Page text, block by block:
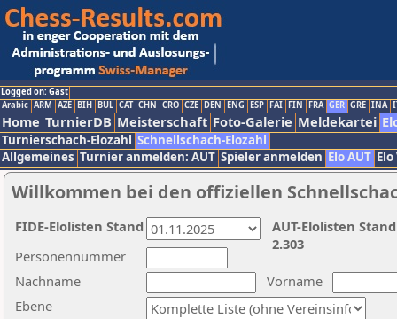
Logged on: Gast
Arabic ARM AZE BIH BUL CAT CHN CRO CZE DEN ENG ESP FAI FIN FRA GER GRE INA
Home TurnierDB Meisterschaft Foto-Galerie Meldekartei
Turnierschach-Elozahl Schnellschach-Elozahl
Allgemeines Turnier anmelden: AUT Spieler anmelden Elo AUT
Willkommen bei den offiziellen
Nachname
Vorname
Ebene
Personennummer
AUT-Elolisten
2.303
FIDE-Elolisten Stand